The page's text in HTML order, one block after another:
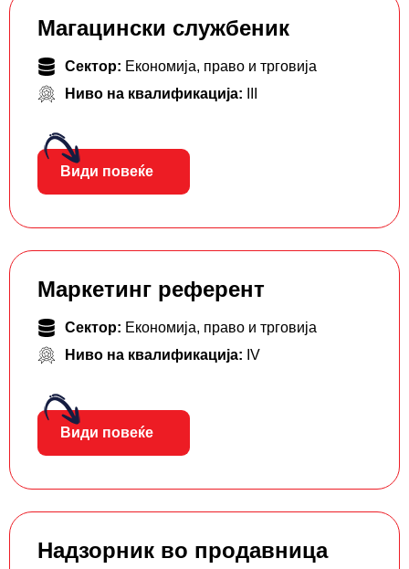
Магацински службеник
Сектор: Економија, право и трговија
Ниво на квалификација:
Види повеќе
Маркетинг референт
Сектор: Економија, право и трговија
Ниво на квалификација: IV
Види повеќе
Надзорник во продавница